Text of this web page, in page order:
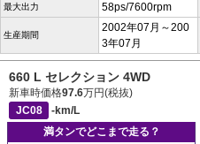
最大出力 58ps/7600rpm
生産期間
2002年07月～200
3年07月
660 L セレクション 4WD
新車時価格97.6万円(税抜)
JC08
-km/L
満タンでどこまで走る？